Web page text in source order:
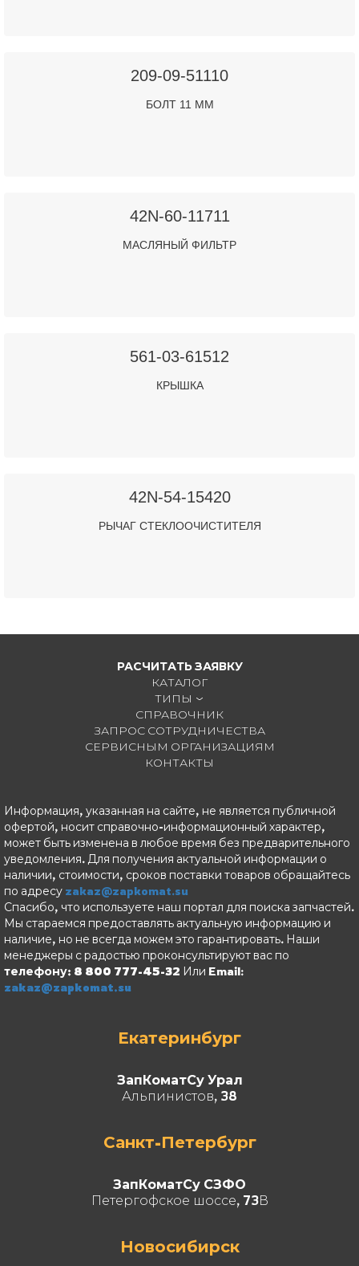
209-09-51110
БОЛТ 11 ММ
42N-60-11711
МАСЛЯНЫЙ ФИЛЬТР
561-03-61512
КРЫШКА
42N-54-15420
РЫЧАГ СТЕКЛООЧИСТИТЕЛЯ
РАСЧИТАТЬ ЗАЯВКУ
КАТАЛОГ
ТИПЫ
СПРАВОЧНИК
ЗАПРОС СОТРУДНИЧЕСТВА
СЕРВИСНЫМ ОРГАНИЗАЦИЯМ
КОНТАКТЫ
Информация, указанная на сайте, не является публичной
офертой, носит справочно-информационный характер,
может быть изменена в любое время без предварительного
уведомления. Для получения актуальной информации о
наличии, стоимости, сроков поставки товаров обращайтесь
по адресу zakaz@zapkomat.su
Спасибо, что используете наш портал для поиска запчастей.
Мы стараемся предоставлять актуальную информацию и
наличие, но не всегда можем это гарантировать. Наши
менеджеры с радостью проконсультируют вас по
телефону: 8 800 777-45-32 Или Email:
zakaz@zapkomat.su
Екатеринбург
ЗапКоматСу Урал
Альпинистов, 38
Санкт-Петербург
ЗапКоматСу СЗФО
Петергофское шоссе, 73В
Новосибирск